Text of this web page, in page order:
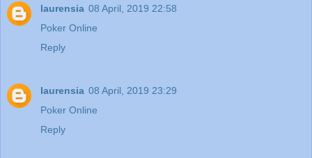
laurensia 08 April, 2019 22:58
Poker Online
Reply
laurensia 08 April, 2019 23:29
Poker Online
Reply